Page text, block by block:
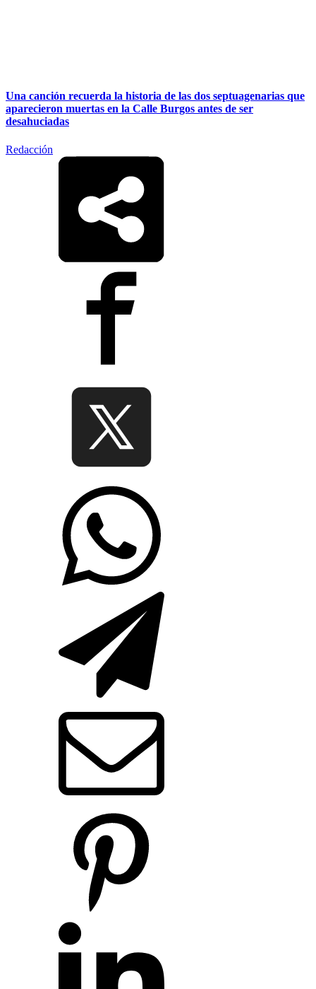
Una canción recuerda la historia de las dos septuagenarias que
aparecieron muertas en la Calle Burgos antes de ser
desahuciadas
Redacción